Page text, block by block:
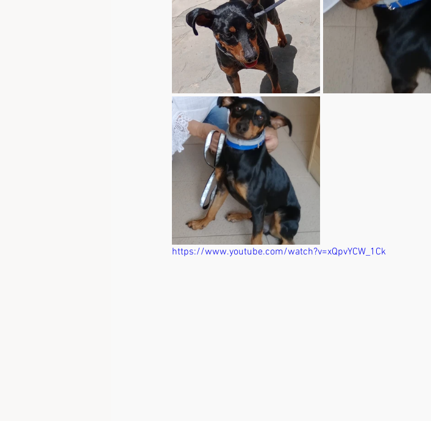
https://www.youtube.com/watch?v=xQpvYCW_1Ck